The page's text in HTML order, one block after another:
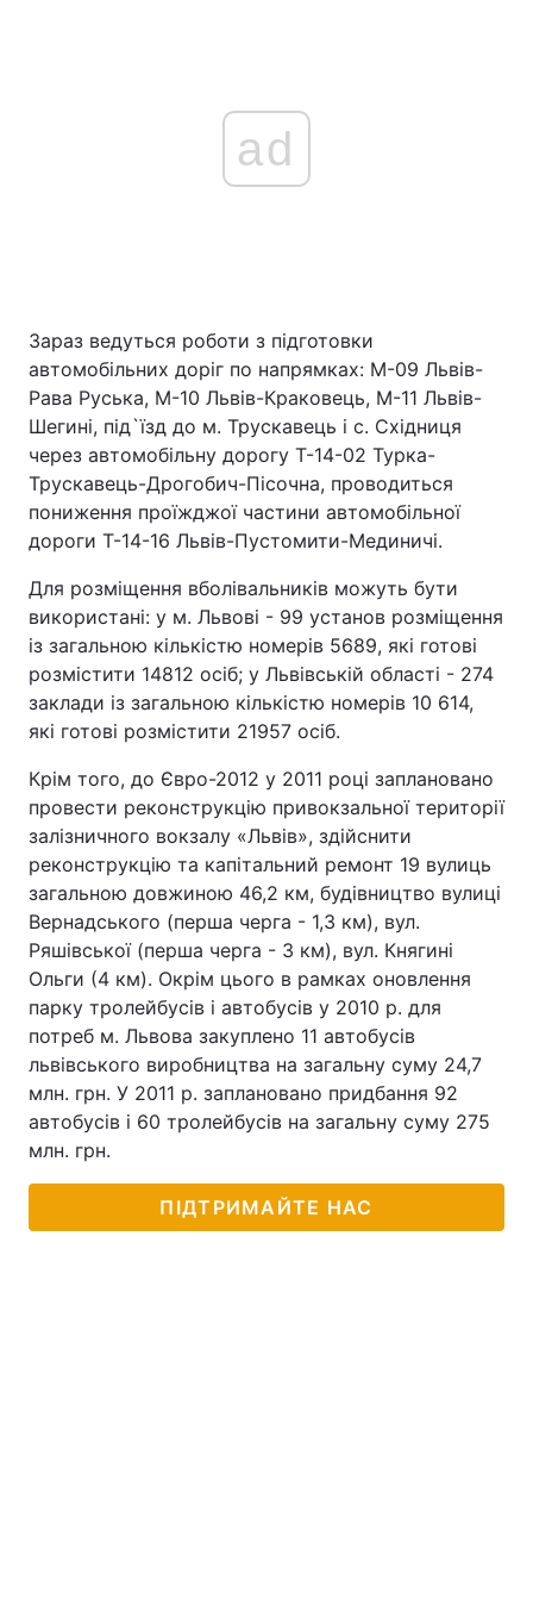
ad
Зараз ведуться роботи з підготовки
автомобільних доріг по напрямках: М-09 Львів-
Рава Руська, М-10 Львів-Краковець, М-11 Львів-
Шегині, під`їзд до м. Трускавець і с. Східниця
через автомобільну дорогу Т-14-02 Турка-
Трускавець-Дрогобич-Пісочна, проводиться
пониження проїжджої частини автомобільної
дороги Т-14-16 Львів-Пустомити-Мединичі.
Для розміщення вболівальників можуть бути
використані: у м. Львові - 99 установ розміщення
із загальною кількістю номерів 5689, які готові
розмістити 14812 осіб; у Львівській області - 274
заклади із загальною кількістю номерів 10 614,
які готові розмістити 21957 осіб.
Крім того, до Євро-2012 у 2011 році заплановано
провести реконструкцію привокзальної території
залізничного вокзалу «Львів», здійснити
реконструкцію та капітальний ремонт 19 вулиць
загальною довжиною 46,2 км, будівництво вулиці
Вернадського (перша черга - 1,3 км), вул.
Ряшівської (перша черга - 3 км), вул. Княгині
Ольги (4 км). Окрім цього в рамках оновлення
парку тролейбусів і автобусів у 2010 р. для
потреб м. Львова закуплено 11 автобусів
львівського виробництва на загальну суму 24,7
млн. грн. У 2011 р. заплановано придбання 92
автобусів і 60 тролейбусів на загальну суму 275
млн. грн.
ПІДТРИМАЙТЕ НАС